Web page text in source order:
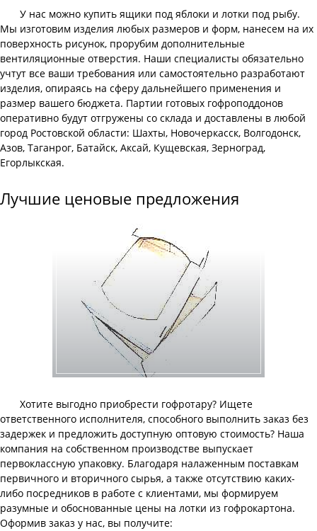
У нас можно купить ящики под яблоки и лотки под рыбу.
Мы изготовим изделия любых размеров и форм, нанесем на их
поверхность рисунок, прорубим дополнительные
вентиляционные отверстия. Наши специалисты обязательно
учтут все ваши требования или самостоятельно разработают
изделия, опираясь на сферу дальнейшего применения и
размер вашего бюджета. Партии готовых гофроподдонов
оперативно будут отгружены со склада и доставлены в любой
город Ростовской области: Шахты, Новочеркасск, Волгодонск,
Азов, Таганрог, Батайск, Аксай, Кущевская, Зерноград,
Егорлыкская.
Лучшие ценовые предложения
Хотите выгодно приобрести гофротару? Ищете
ответственного исполнителя, способного выполнить заказ без
задержек и предложить доступную оптовую стоимость? Наша
компания на собственном производстве выпускает
первоклассную упаковку. Благодаря налаженным поставкам
первичного и вторичного сырья, а также отсутствию каких-
либо посредников в работе с клиентами, мы формируем
разумные и обоснованные цены на лотки из гофрокартона.
Оформив заказ у нас, вы получите: